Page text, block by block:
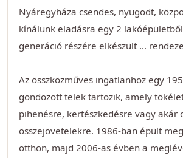
Nyáregyháza csendes, nyugodt,
kínálunk eladásra egy 2
generáció részére elkészült ...
Az összközműves ingatlanhoz egy
gondozott telek tartozik, amely
pihenésre, kertészkedésre vagy akár
összejövetelekre. 1986-ban épült
otthon, majd 2006-as évben a